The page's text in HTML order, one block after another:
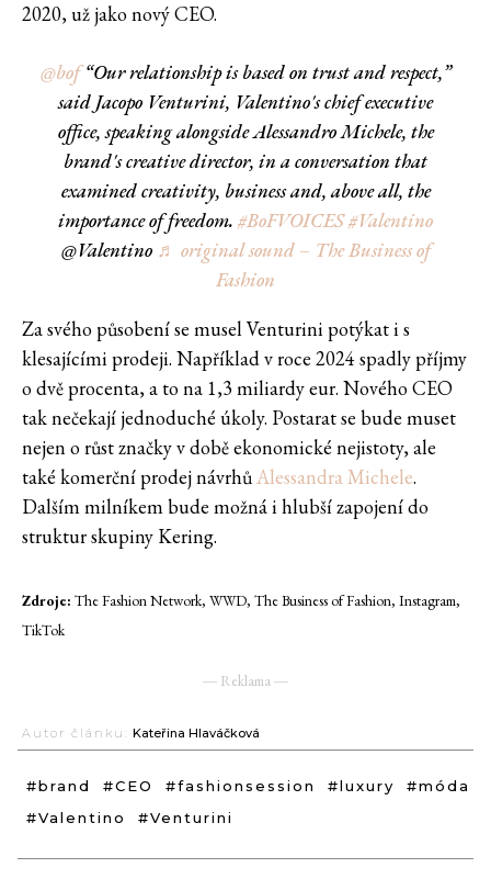
2020, už jako nový CEO.
@bof“Our relationship is based on trust and respect,”
said Jacopo Venturini, Valentino's chief executive
office, speaking alongside Alessandro Michele, the
brand's creative director, in a conversation that
examined creativity, business and, above all, the
importance of freedom. #BoFVOICES#Valentino
@Valentino ♬ original sound – The Business of
Fashion
Za svého působení se musel Venturini potýkat i s
klesajícími prodeji. Například v roce 2024 spadly příjmy
o dvě procenta, a to na 1,3 miliardy eur. Nového CEO
tak nečekají jednoduché úkoly. Postarat se bude muset
nejen o růst značky v době ekonomické nejistoty, ale
také komerční prodej návrhůAlessandra Michele.
Dalším milníkem bude možná i hlubší zapojení do
struktur skupiny Kering.
Zdroje: The Fashion Network, WWD, The Business of Fashion, Instagram,
TikTok
― Reklama ―
Autor článku: Kateřina Hlaváčková
#brand #CEO #fashionsession #luxury
#móda
#Valentino
#Venturini